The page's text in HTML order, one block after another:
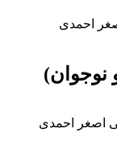
نوجوان)